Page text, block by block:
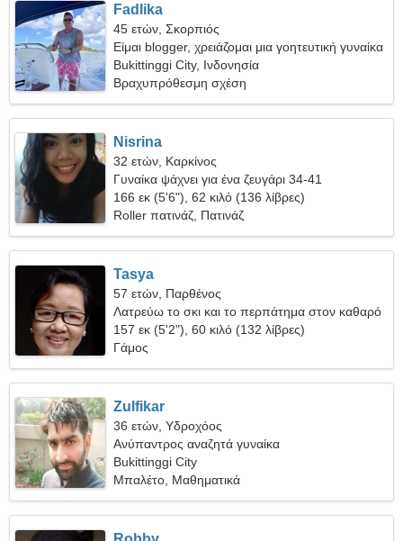
Fadlika
45 ετών, Σκορπιός
Είμαι blogger, χρειάζομαι μια γοητευτική γυναίκα
Bukittinggi City, Ινδονησία
Βραχυπρόθεσμη σχέση
Nisrina
32 ετών, Καρκίνος
Γυναίκα ψάχνει για ένα ζευγάρι 34-41
166 εκ (5'6"), 62 κιλό (136 λίβρες)
Roller πατινάζ, Πατινάζ
Tasya
57 ετών, Παρθένος
Λατρεύω το σκι και το περπάτημα στον καθαρό
αέρα
157 εκ (5'2"), 60 κιλό (132 λίβρες)
Γάμος
Zulfikar
36 ετών, Υδροχόος
Ανύπαντρος αναζητά γυναίκα
Bukittinggi City
Μπαλέτο, Μαθηματικά